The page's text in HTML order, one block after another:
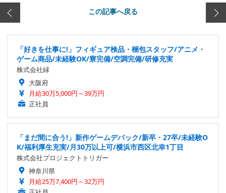
この記事へ戻る
「好きを仕事に!」フィギュア検品・梱包スタッフ/アニメ・
ゲーム商品/未経験OK/寮完備/空調完備/研修充実
株式会社緑
大阪府
月給30万5,000円～39万円
正社員
「まだ間に合う!」新作ゲームデバック/新卒・27卒/未経験O
K/福利厚生充実/月30万以上可/横浜市西区北幸1丁目
株式会社プロジェクトトリガー
神奈川県
月給25万7,400円～32万円